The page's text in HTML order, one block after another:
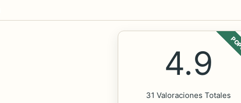
4.9
31 Valoraciones Totales